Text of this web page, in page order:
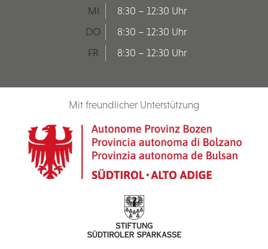
MI
8:30 – 12:30 Uhr
DO
8:30 – 12:30 Uhr
FR
8:30 – 12:30 Uhr
Mit freundlicher Unterstützung